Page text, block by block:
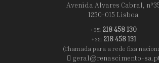
Avenida Alvares Cabral,
1250-015 Lisboa
+351 218 458 130
+351 218 458 131
(Chamada para a rede fixa
geral@renascimento-